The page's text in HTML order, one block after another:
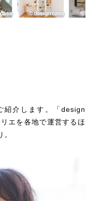
紹介します。「design
エを各地で運営するほ